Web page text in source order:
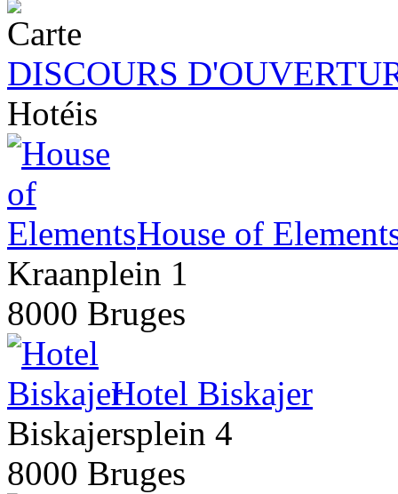
DISCOURS
Hotéis
House of
Kraanplein 1
8000 Bruges
Hotel Biskajer
Biskajersplein 4
8000 Bruges